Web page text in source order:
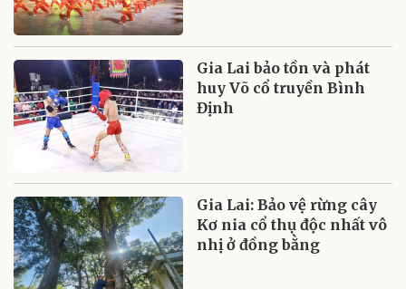
Gia Lai bảo tồn và phát
huy Võ cổ truyền Bình
Định
Gia Lai: Bảo vệ rừng cây
Kơ nia cổ thụ độc nhất vô
nhị ở đồng bằng